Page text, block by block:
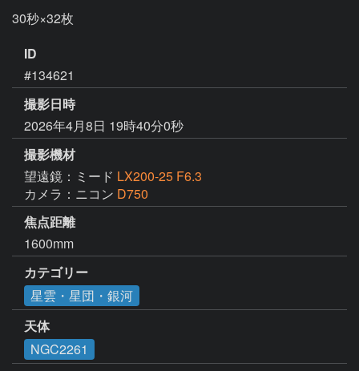
30秒×32枚
ID
#134621
撮影日時
2026年4月8日 19時40分0秒
撮影機材
望遠鏡：ミード LX200-25 F6.3
カメラ：ニコン D750
焦点距離
1600mm
カテゴリー
星雲・星団・銀河
天体
NGC2261